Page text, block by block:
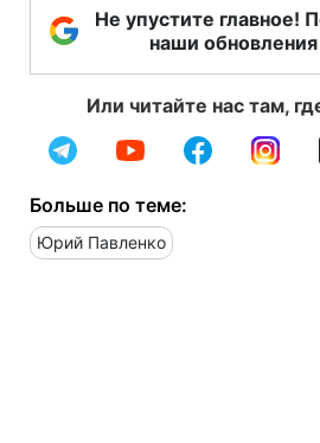
Не упустите главное!
наши
Или читайте нас там,
Больше по теме:
Юрий Павленко